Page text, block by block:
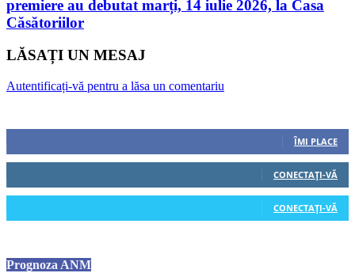
premiere au debutat marți, 14 iulie 2026, la Casa
Căsătoriilor
LĂSAȚI UN MESAJ
Autentificați-vă pentru a lăsa un comentariu
ÎMI PLACE
CONECTAȚI-VĂ
CONECTAȚI-VĂ
Prognoza ANM